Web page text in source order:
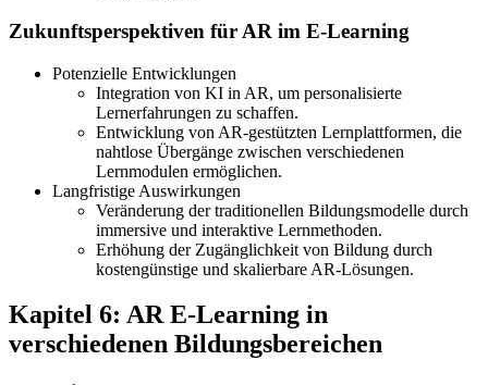
Zukunftsperspektiven für AR im E-Learning
Potenzielle Entwicklungen
Integration von KI in AR, um personalisierte
Lernerfahrungen zu schaffen.
Entwicklung von AR-gestützten Lernplattformen, die
nahtlose Übergänge zwischen verschiedenen
Lernmodulen ermöglichen.
Langfristige Auswirkungen
Veränderung der traditionellen Bildungsmodelle durch
immersive und interaktive Lernmethoden.
Erhöhung der Zugänglichkeit von Bildung durch
kostengünstige und skalierbare AR-Lösungen.
Kapitel 6: AR E-Learning in
verschiedenen Bildungsbereichen